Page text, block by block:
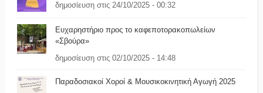
δημοσίευση στις 24/10/2025 - 00:32
Ευχαρηστήριο προς το καφεποτορακοπωλείων
«Σβούρα»
δημοσίευση στις 02/10/2025 - 14:48
Παραδοσιακοί Χοροί & Μουσικοκινητική Αγωγή 2025